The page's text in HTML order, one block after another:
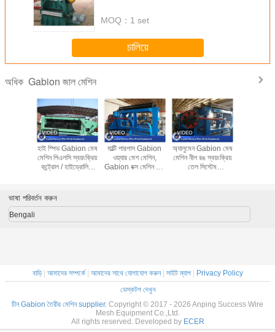
MOQ： 1 set
চালিয়ে
অধিক Gabion জাল মেশিন
হাই স্পিড Gabion মেষ
মেশিন পিএলসি স্বয়ংক্রিয়
কন্ট্রোল / হাইড্রোলিক
মাল্টি পারপাস Gabion
ওয়্যার মেশ মেশিন,
Gabion বক্স মেশিন উচ্চ
অ্যালুমেন Gabion মেষ
মেশিন নীল রঙ স্বয়ংক্রিয়
তেল সিস্টেম
ভাষা পরিবর্তন করুন
Bengali
বাড়ি| আমাদের সম্পর্কে| আমাদের সাথে যোগাযোগ করুন| সাইট ম্যাপ| Privacy Policy
ডেস্কটপ দেখুন
চীন Gabion তৈরীর মেশিন supplier. Copyright © 2017 - 2026 Anping Success Wire
Mesh Equipment Co.,Ltd.
All rights reserved. Developed by ECER